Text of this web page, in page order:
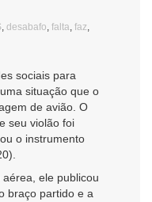
desabafo falta faz
sociais para
situação que o
de avião. O
seu violão foi
o instrumento
ele publicou
braço partido e a